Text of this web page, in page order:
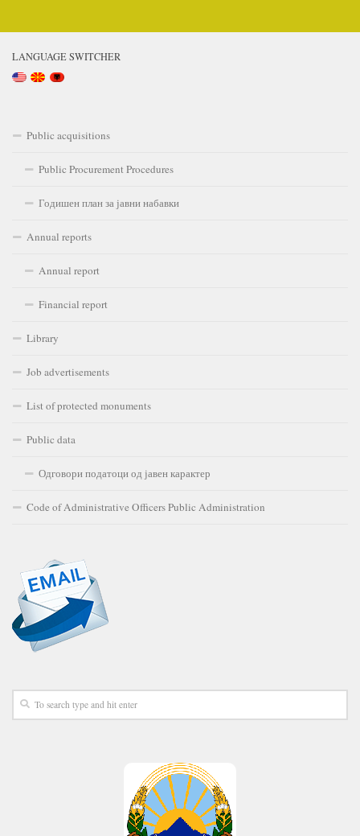
LANGUAGE SWITCHER
Public acquisitions
Public Procurement Procedures
Годишен план за јавни набавки
Annual reports
Annual report
Financial report
Library
Job advertisements
List of protected monuments
Public data
Одговори податоци од јавен карактер
Code of Administrative Officers Public Administration